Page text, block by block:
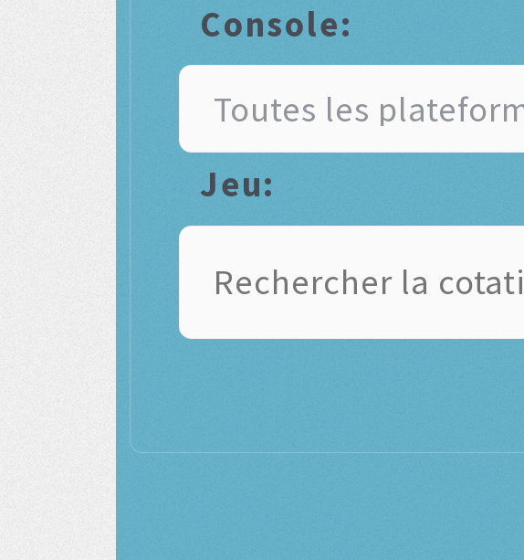
Console:
Jeu: